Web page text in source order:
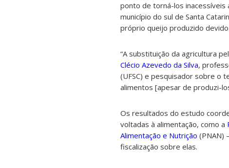
ponto de torná-los inacessíveis
município do sul de Santa
próprio queijo produzido
“A substituição da agricultura
Clécio Azevedo da Silva,
(UFSC) e pesquisador sobre o
alimentos [apesar de produzi-
Os resultados do estudo
voltadas à alimentação, como a
Alimentação e Nutrição (PNAN)
fiscalização sobre elas.